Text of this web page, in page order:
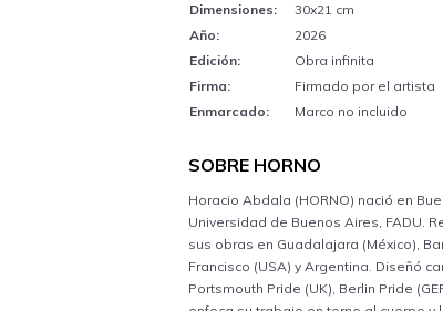
Dimensiones:
30x21 cm
Año:
2026
Edición:
Obra infinita
Firma:
Firmado por el artista
Enmarcado:
Marco no incluido
SOBRE HORNO
Horacio Abdala (HORNO) nació en
Universidad de Buenos Aires, FADU.
sus obras en Guadalajara (México),
Francisco (USA) y Argentina. Diseñó
Portsmouth Pride (UK), Berlin Pride